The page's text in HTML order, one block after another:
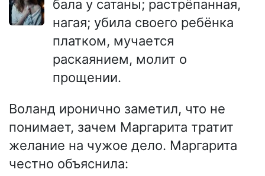
бала у сатаны; растрёпанная,
нагая; убила своего ребёнка
платком, мучается
раскаянием, молит о
прощении.
Воланд иронично заметил, что не
понимает, зачем Маргарита тратит
желание на чужое дело. Маргарита
честно объяснила: